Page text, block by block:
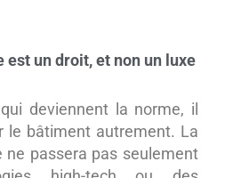
un droit, et non un luxe
deviennent la norme, il
le bâtiment autrement. La
ne passera pas seulement